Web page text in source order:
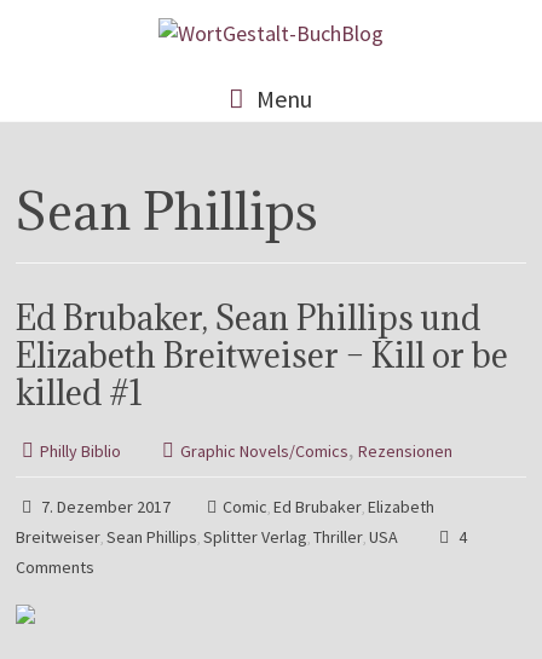
Menu
Sean Phillips
Ed Brubaker, Sean Phillips und
Elizabeth Breitweiser – Kill or be
killed #1
Philly Biblio Graphic Novels/Comics,Rezensionen
7. Dezember 2017 Comic,Ed Brubaker,Elizabeth
Breitweiser,Sean Phillips,Splitter Verlag,Thriller,USA
4
Comments